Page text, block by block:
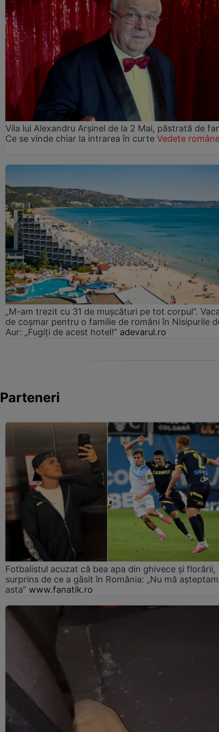
Vila lui Alexandru Arșinel de la 2 Mai, păstrată de
Ce se vinde chiar la intrarea în curte Vedete
„M-am trezit cu 31 de mușcături pe tot corpul”.
de coșmar pentru o familie de români în Nisipurile
Aur: „Fugiți de acest hotel!” adevarul.ro
Parteneri
Fotbalistul acuzat că bea apa din ghivece și florării,
surprins de ce a găsit în România: „Nu mă
asta” www.fanatik.ro